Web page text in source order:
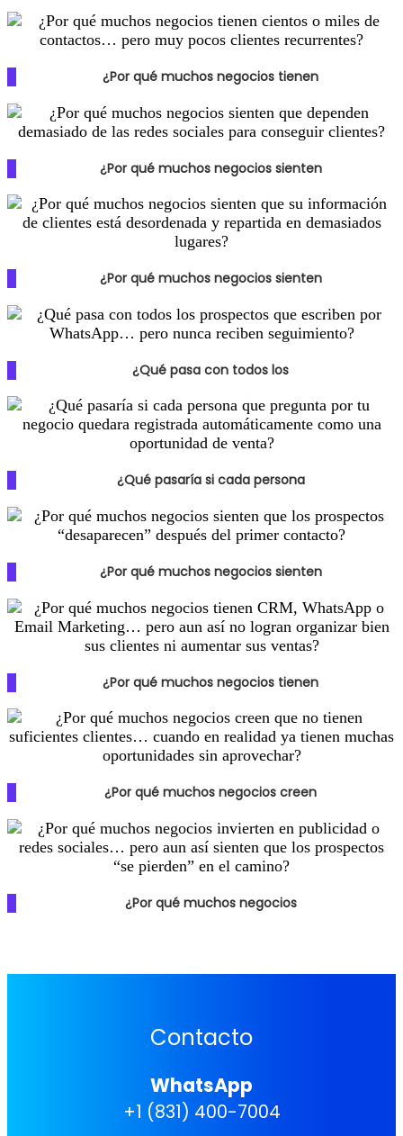
¿Por qué muchos negocios tienen
¿Por qué muchos negocios sienten
¿Por qué muchos negocios sienten
¿Qué pasa con todos los
¿Qué pasaría si cada persona
¿Por qué muchos negocios sienten
¿Por qué muchos negocios tienen
¿Por qué muchos negocios creen
¿Por qué muchos negocios
Contacto
WhatsApp
+1 (831) 400-7004